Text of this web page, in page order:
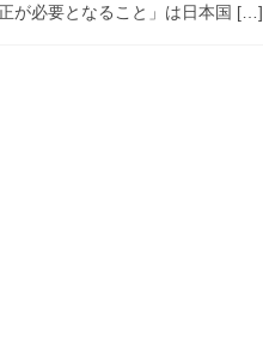
が必要となること」は日本国 […]